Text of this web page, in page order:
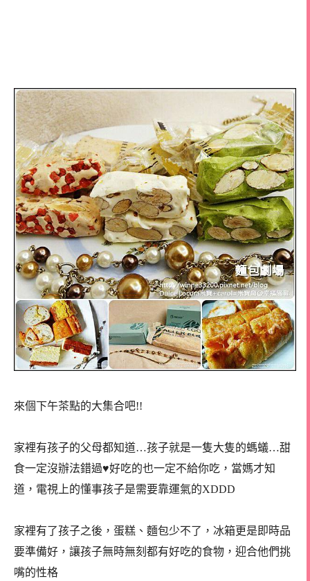
來個下午茶點的大集合吧!!
家裡有孩子的父母都知道…孩子就是一隻大隻的螞蟻…甜
食一定沒辦法錯過♥好吃的也一定不給你吃，當媽才知
道，電視上的懂事孩子是需要靠運氣的XDDD
家裡有了孩子之後，蛋糕、麵包少不了，冰箱更是即時品
要準備好，讓孩子無時無刻都有好吃的食物，迎合他們挑
嘴的性格